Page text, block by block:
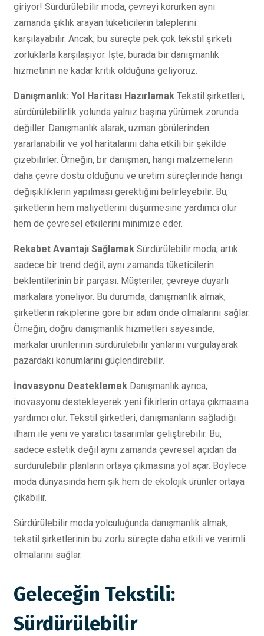
giriyor! Sürdürülebilir moda, çevreyi korurken aynı
zamanda şıklık arayan tüketicilerin taleplerini
karşılayabilir. Ancak, bu süreçte pek çok tekstil şirketi
zorluklarla karşılaşıyor. İşte, burada bir danışmanlık
hizmetinin ne kadar kritik olduğuna geliyoruz.
Danışmanlık: Yol Haritası Hazırlamak Tekstil şirketleri,
sürdürülebilirlik yolunda yalnız başına yürümek zorunda
değiller. Danışmanlık alarak, uzman görülerinden
yararlanabilir ve yol haritalarını daha etkili bir şekilde
çizebilirler. Örneğin, bir danışman, hangi malzemelerin
daha çevre dostu olduğunu ve üretim süreçlerinde hangi
değişikliklerin yapılması gerektiğini belirleyebilir. Bu,
şirketlerin hem maliyetlerini düşürmesine yardımcı olur
hem de çevresel etkilerini minimize eder.
Rekabet Avantajı Sağlamak Sürdürülebilir moda, artık
sadece bir trend değil, aynı zamanda tüketicilerin
beklentilerinin bir parçası. Müşteriler, çevreye duyarlı
markalara yöneliyor. Bu durumda, danışmanlık almak,
şirketlerin rakiplerine göre bir adım önde olmalarını sağlar.
Örneğin, doğru danışmanlık hizmetleri sayesinde,
markalar ürünlerinin sürdürülebilir yanlarını vurgulayarak
pazardaki konumlarını güçlendirebilir.
İnovasyonu Desteklemek Danışmanlık ayrıca,
inovasyonu destekleyerek yeni fikirlerin ortaya çıkmasına
yardımcı olur. Tekstil şirketleri, danışmanların sağladığı
ilham ile yeni ve yaratıcı tasarımlar geliştirebilir. Bu,
sadece estetik değil aynı zamanda çevresel açıdan da
sürdürülebilir planların ortaya çıkmasına yol açar. Böylece
moda dünyasında hem şık hem de ekolojik ürünler ortaya
çıkabilir.
Sürdürülebilir moda yolculuğunda danışmanlık almak,
tekstil şirketlerinin bu zorlu süreçte daha etkili ve verimli
olmalarını sağlar.
Geleceğin Tekstili:
Sürdürülebilir